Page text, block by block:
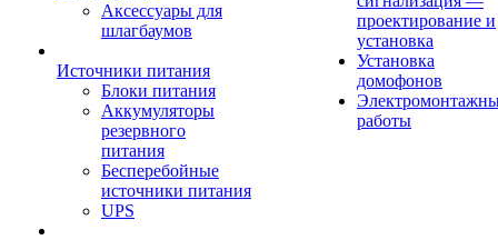
Аксессуары для
шлагбаумов
Источники питания
Блоки питания
Аккумуляторы
резервного
питания
Бесперебойные
источники питания
UPS
проектирование и
установка
Установка
домофонов
работы